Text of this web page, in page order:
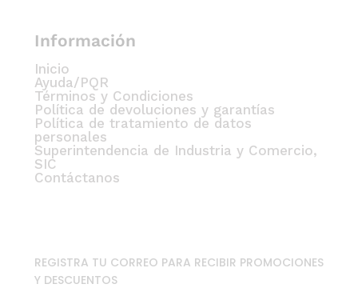
Información
Inicio
Ayuda/PQR
Términos y Condiciones
Política de devoluciones y garantías
Política de tratamiento de datos
personales
Superintendencia de Industria y Comercio,
SIC
Contáctanos
REGISTRA TU CORREO PARA RECIBIR PROMOCIONES
Y DESCUENTOS